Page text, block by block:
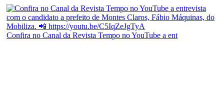
Confira no Canal da Revista Tempo no YouTube a ent